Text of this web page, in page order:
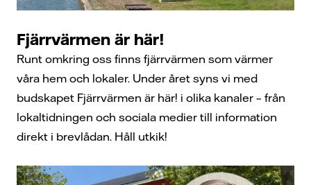
Fjärrvärmen är här!
Runt omkring oss finns fjärrvärmen som värmer
våra hem och lokaler. Under året syns vi med
budskapet Fjärrvärmen är här! i olika kanaler – från
lokaltidningen och sociala medier till information
direkt i brevlådan. Håll utkik!